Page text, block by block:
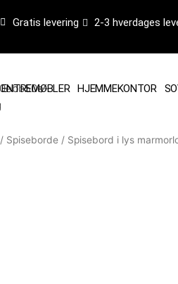
Gratis levering 2-3 hverdages
ENTREMØBLER HJEMMEKONTOR
/ Spiseborde / Spisebord i lys